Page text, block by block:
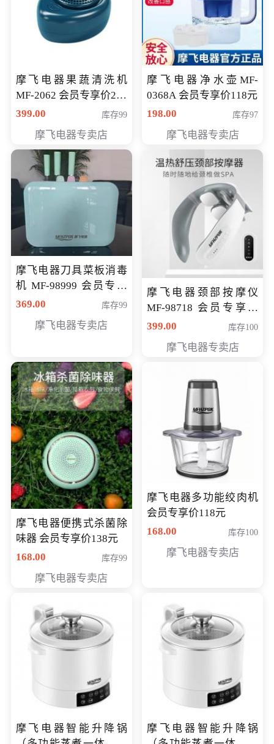
摩飞电器果蔬清洗机
MF-2062 会员专享价268
元
399.00 库存99
摩飞电器专卖店
摩飞电器净水壶MF-
0368A 会员专享价118元
198.00
库存97
摩飞电器专卖店
摩飞电器刀具菜板消毒
机 MF-98999 会员专享
价286元
369.00 库存99
摩飞电器专卖店
摩飞电器颈部按摩仪
MF-98718 会员专享价
299元
399.00 库存100
摩飞电器专卖店
摩飞电器便携式杀菌除
味器 会员专享价138元
168.00
库存99
摩飞电器专卖店
摩飞电器多功能绞肉机
会员专享价118元
168.00
库存100
摩飞电器专卖店
摩飞电器智能升降锅
摩飞电器智能升降锅